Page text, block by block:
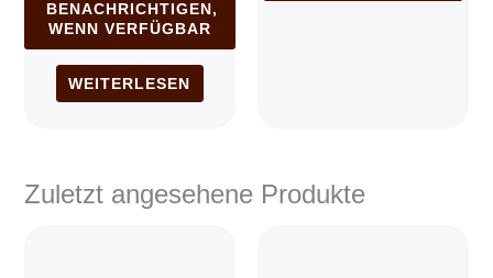
BENACHRICHTIGEN,
WENN VERFÜGBAR
WEITERLESEN
Zuletzt angesehene Produkte